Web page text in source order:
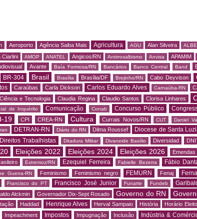
Aeroporto Agência Saiba Mais Agricultura AGU Alan Silveira
Ciarlini AMOP ANATEL Angicos/RN Antirrosalbismo Anvisa APAMIM
Avante Baía Formosa/RN Bancários Banco Central Band
BR-304 Brasil Brasília Brasília/DF Brejinho/RN Cabo Deyvison
Caraúbas Carla Dickson Carlos Eduardo Alves Carnaúba-RN
Ciência e Tecnologia Claudia Regina Claudio Santos Clorisa Linhares
de Inquérito Comunicação Conab Concurso Público
19 CPI CREA-RN Cultura Currais Novos/RN CUT Daniel
DETRAN-RN Diário do RN Dilma Roussef Diocese de Santa
Direitos Trabalhistas Ditadura Militar Divaneide Basílio Diversidad
Eleições 2022 Eleições 2024 Eleições 2026 Emendas
Extremoz/RN Ezequiel Ferreira Fabielle Bezerra Fábio
Guerra-RN Feminismo Feminismo negro FEMURN Fenaj
Francisco do PT Francisco José Junior Funarte Fundeb
Alckmin Governador Dix-Sept Rosado Governo do RN
Haddad Henrique Alves Herval Sampaio História Horário
Impeachment Impostos Impugnação Inclusão Indústria &